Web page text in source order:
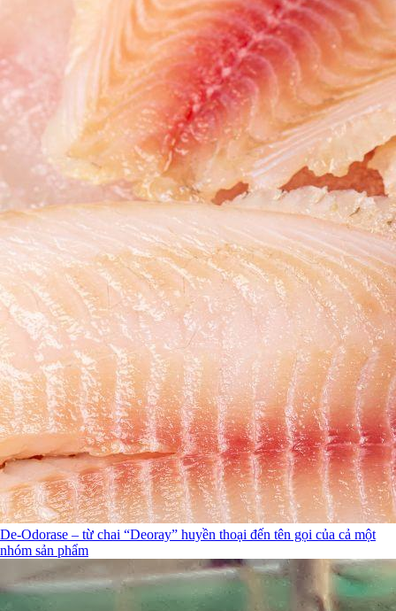
De-Odorase – từ chai “Deoray” huyền thoại đến tên gọi của cả một
nhóm sản phẩm